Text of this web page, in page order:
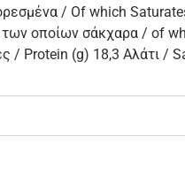
/ Of which
οποίων σάκχαρα / of
/ Protein (g) 18,3 Αλάτι /